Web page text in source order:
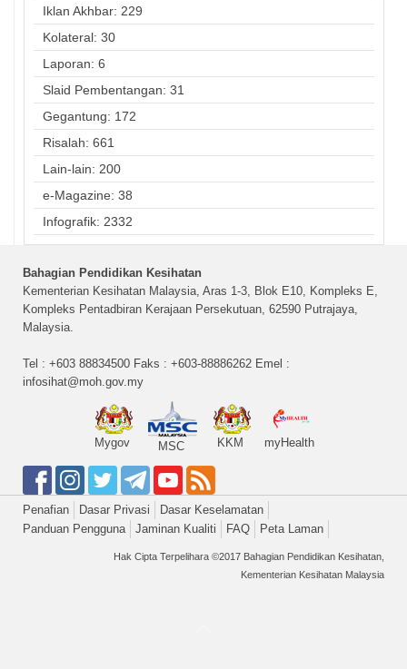
Iklan Akhbar: 229
Kolateral: 30
Laporan: 6
Slaid Pembentangan: 31
Gegantung: 172
Risalah: 661
Lain-lain: 200
e-Magazine: 38
Infografik: 2332
Bahagian Pendidikan Kesihatan
Kementerian Kesihatan Malaysia, Aras 1-3, Blok E10, Kompleks E,
Kompleks Pentadbiran Kerajaan Persekutuan, 62590 Putrajaya,
Malaysia.
Tel : +603 88834500 Faks : +603-88886262 Emel :
infosihat@moh.gov.my
Mygov MSC KKM myHealth
Penafian Dasar Privasi
Dasar Keselamatan
Panduan Pengguna
Jaminan Kualiti FAQ Peta Laman
Hak Cipta Terpelihara ©2017 Bahagian Pendidikan Kesihatan,
Kementerian Kesihatan Malaysia